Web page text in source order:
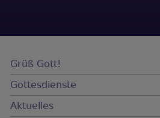
Grüß Gott!
Gottesdienste
Aktuelles